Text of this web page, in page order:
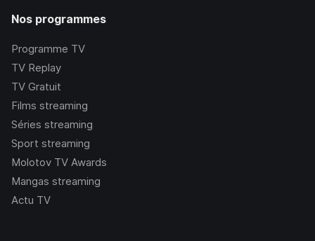
Nos programmes
Programme TV
TV Replay
TV Gratuit
Films streaming
Séries streaming
Sport streaming
Molotov TV Awards
Mangas streaming
Actu TV